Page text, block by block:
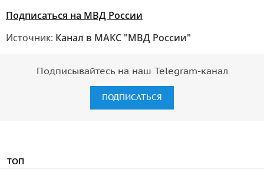
Подписаться на МВД России
Источник: Канал в МАКС "МВД России"
Подписывайтесь на наш Telegram-канал
ПОДПИСАТЬСЯ
ТОП